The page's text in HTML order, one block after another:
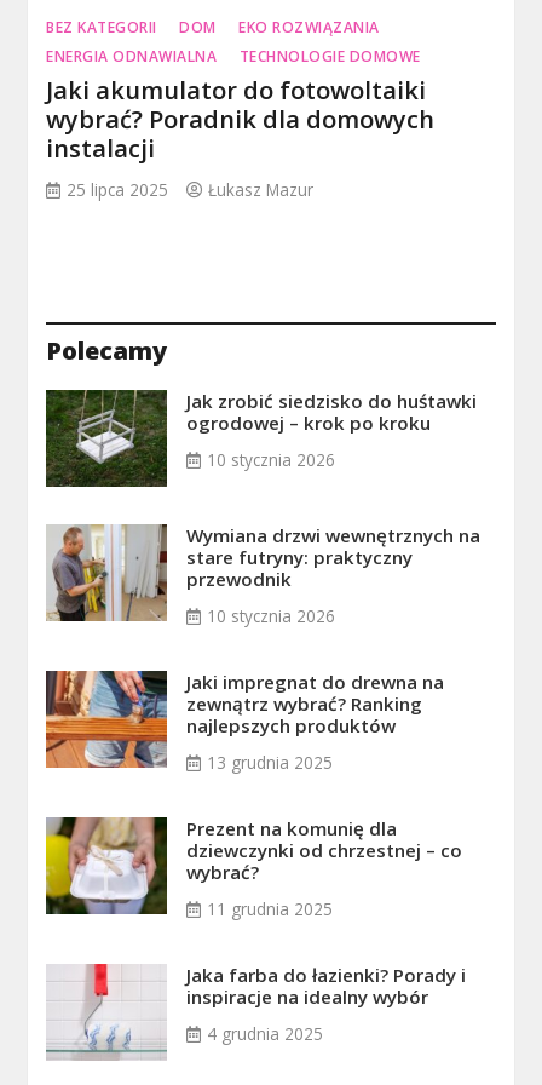
BEZ KATEGORII DOM
EKO ROZWIĄZANIA
ENERGIA ODNAWIALNA
TECHNOLOGIE DOMOWE
Jaki akumulator do fotowoltaiki
wybrać? Poradnik dla domowych
instalacji
25 lipca 2025 Łukasz Mazur
Polecamy
Jak zrobić siedzisko do huśtawki
ogrodowej – krok po kroku
10 stycznia 2026
Wymiana drzwi wewnętrznych na
stare futryny: praktyczny
przewodnik
10 stycznia 2026
Jaki impregnat do drewna na
zewnątrz wybrać? Ranking
najlepszych produktów
13 grudnia 2025
Prezent na komunię dla
dziewczynki od chrzestnej – co
wybrać?
11 grudnia 2025
Jaka farba do łazienki? Porady i
inspiracje na idealny wybór
4 grudnia 2025